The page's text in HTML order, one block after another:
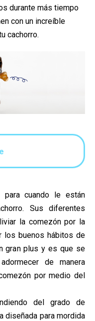
durante más tiempo
con un increíble
cachorro.
cuando le están
Sus diferentes
la comezón por la
los buenos hábitos de
gran plus y es que se
de manera
por medio del
del grado de
diseñada para mordida